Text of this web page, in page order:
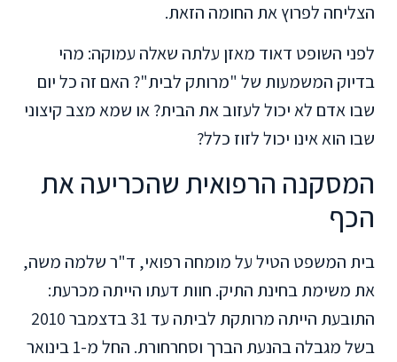
הצליחה לפרוץ את החומה הזאת.
לפני השופט דאוד מאזן עלתה שאלה עמוקה: מהי
בדיוק המשמעות של "מרותק לבית"? האם זה כל יום
שבו אדם לא יכול לעזוב את הבית? או שמא מצב קיצוני
שבו הוא אינו יכול לזוז כלל?
המסקנה הרפואית שהכריעה את
הכף
בית המשפט הטיל על מומחה רפואי, ד"ר שלמה משה,
את משימת בחינת התיק. חוות דעתו הייתה מכרעת:
התובעת הייתה מרותקת לביתה עד 31 בדצמבר 2010
בשל מגבלה בהנעת הברך וסחרחורת. החל מ-1 בינואר